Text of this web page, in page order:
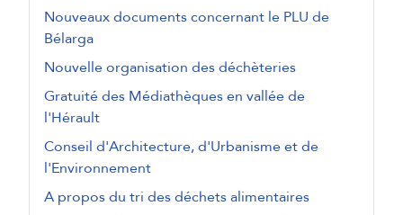
Nouveaux documents concernant le PLU de
Bélarga
Nouvelle organisation des déchèteries
Gratuité des Médiathèques en vallée de
l'Hérault
Conseil d'Architecture, d'Urbanisme et de
l'Environnement
A propos du tri des déchets alimentaires